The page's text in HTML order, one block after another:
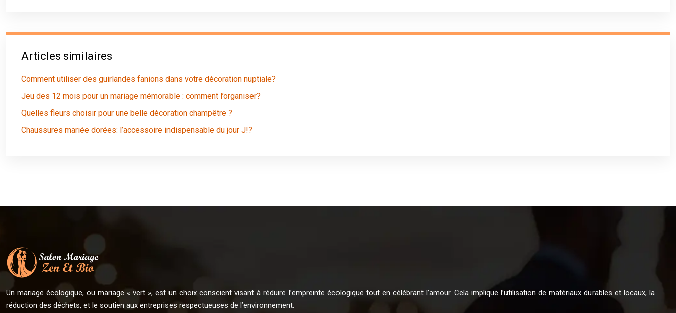
Articles similaires
Comment utiliser des guirlandes fanions dans votre décoration nuptiale?
Jeu des 12 mois pour un mariage mémorable : comment l’organiser?
Quelles fleurs choisir pour une belle décoration champêtre ?
Chaussures mariée dorées: l’accessoire indispensable du jour J!?
Un mariage écologique, ou mariage « vert », est un choix conscient visant à réduire l’empreinte écologique tout en célébrant l’amour. Cela implique l’utilisation de matériaux durables et locaux, la
réduction des déchets, et le soutien aux entreprises respectueuses de l’environnement.